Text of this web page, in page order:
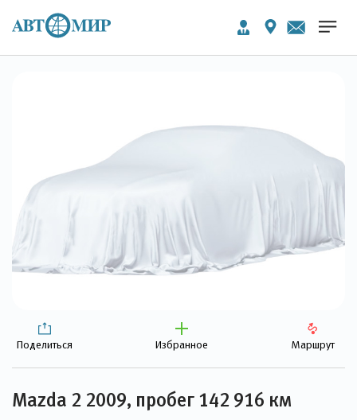
Поделиться Избранное Маршрут
Mazda 2 2009, пробег 142 916 км